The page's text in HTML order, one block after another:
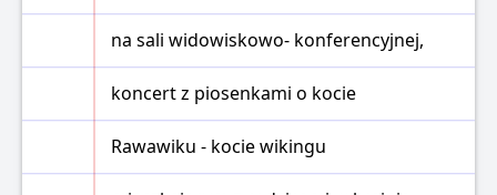
na sali widowiskowo- konferencyjnej,
koncert z piosenkami o kocie
Rawawiku - kocie wikingu